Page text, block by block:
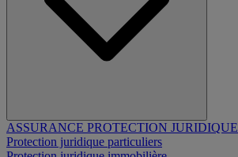
ASSURANCE PROTECTION JURIDIQUE
Protection juridique particuliers